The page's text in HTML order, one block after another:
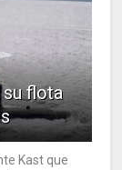
su flota
Kast que